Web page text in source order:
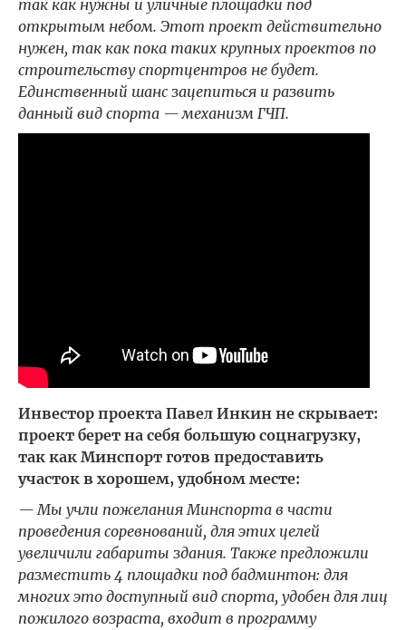
так как нужны и уличные площадки под
открытым небом. Этот проект действительно
нужен, так как пока таких крупных проектов по
строительству спортцентров не будет.
Единственный шанс зацепиться и развить
данный вид спорта — механизм ГЧП.
Инвестор проекта Павел Инкин не скрывает:
проект берет на себя большую соцнагрузку,
так как Минспорт готов предоставить
участок в хорошем, удобном месте:
— Мы учли пожелания Минспорта в части
проведения соревнований, для этих целей
увеличили габариты здания. Также предложили
разместить 4 площадки под бадминтон: для
многих это доступный вид спорта, удобен для лиц
пожилого возраста, входит в программу